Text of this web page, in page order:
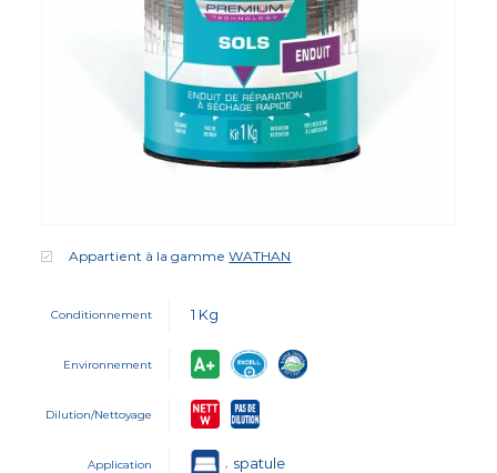
Appartient à la gammeWATHAN
Conditionnement 1 Kg
Environnement
Dilution/Nettoyage
Application , spatule